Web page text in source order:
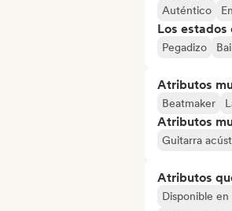
Auténtico
Los
Pegadizo
Atributos
Beatmaker
Atributos
Guitarra
Atributos
Disponible